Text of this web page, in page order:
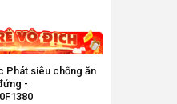
Phát siêu chống ăn
-